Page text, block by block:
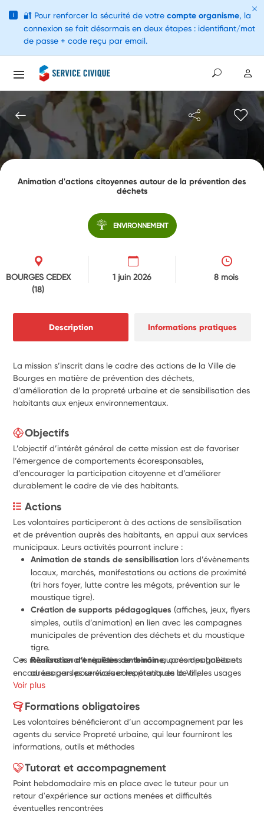
Animation d'actions citoyennes autour de la prévention des
déchets
ENVIRONNEMENT
BOURGES CEDEX
(18)
1 juin 2026 8 mois
Description Informations pratiques
La mission s’inscrit dans le cadre des actions de la Ville de
Bourges en matière de prévention des déchets,
d’amélioration de la propreté urbaine et de sensibilisation des
habitants aux enjeux environnementaux.
Objectifs
L’objectif d’intérêt général de cette mission est de favoriser
l’émergence de comportements écoresponsables,
d’encourager la participation citoyenne et d’améliorer
durablement le cadre de vie des habitants.
Actions
Les volontaires participeront à des actions de sensibilisation
et de prévention auprès des habitants, en appui aux services
municipaux. Leurs activités pourront inclure :
Animation de stands de sensibilisation lors d’évènements
locaux, marchés, manifestations ou actions de proximité
(tri hors foyer, lutte contre les mégots, prévention sur le
moustique tigre).
Création de supports pédagogiques (affiches, jeux, flyers
simples, outils d’animation) en lien avec les campagnes
municipales de prévention des déchets et du moustique
tigre.
Réalisation d’enquêtes de terrain auprès des habitants
ou usagers pour évaluer les pratiques de tri, les usages
de l’espace public et les besoins d’information.
de Propreté (IOP) : observations de terrain, remplissage
de grilles d’audit, nettoiement de la zone en fin d’audit.
Soutien à l’organisation et à l’animation d’actions
citoyennes telles que les opérations de ramassage de
déchets, en lien avec les associations, les écoles ou les
habitants.
Appui à la communication de proximité autour de la mise
en place du tri hors foyer (interventions courtes auprès
du public, information des usagers, pédagogie sur
Ces missions seront réalisées en binôme, accompagnées et
encadrées par les services compétents de la Ville.
Voir plus
Formations obligatoires
Les volontaires bénéficieront d’un accompagnement par les
agents du service Propreté urbaine, qui leur fourniront les
informations, outils et méthodes
Tutorat et accompagnement
Point hebdomadaire mis en place avec le tuteur pour un
retour d'expérience sur actions menées et difficultés
éventuelles rencontrées
i 🔐 Pour renforcer la sécurité de votre compte organisme, la
connexion se fait désormais en deux étapes : identifiant/mot
de passe + code reçu par email.